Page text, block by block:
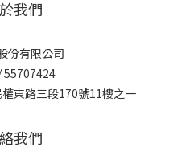
我們
份有限公司
55707424
東路三段170號11樓之一
我們